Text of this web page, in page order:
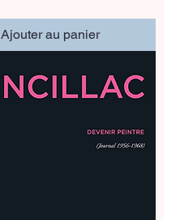
Ajouter au panier